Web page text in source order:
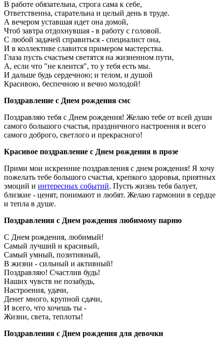
В работе обязательна, строга сама к себе,
Ответственна, старательна и целый день в труде.
А вечером уставшая идет она домой,
Чтоб завтра отдохнувшая - в работу с головой.
С любой задачей справиться - специалист она,
И в коллективе славится примером мастерства.
Глаза пусть счастьем светятся на жизненном пути,
А, если что "не клеится", то у тебя есть мы.
И дальше будь сердечною; и телом, и душой
Красивою, беспечною и вечно молодой!
Поздравление с Днем рождения смс
Поздравляю тебя с Днем рождения! Желаю тебе от всей души
самого большого счастья, праздничного настроения и всего
самого доброго, светлого и прекрасного!
Красивое поздравление с Днем рождения в прозе
Прими мои искренние поздравления с днем рождения! Я хочу
пожелать тебе большого счастья, крепкого здоровья, приятных
эмоций и интересных событий. Пусть жизнь тебя балует,
близкие - ценят, понимают и любят. Желаю гармонии в сердце
и тепла в душе.
Поздравления с Днем рождения любимому парню
С Днем рождения, любимый!
Самый лучший и красивый,
Самый умный, позитивный,
В жизни - сильный и активный!
Поздравляю! Счастлив будь!
Наших чувств не позабудь,
Настроения, удачи,
Денег много, крупной сдачи,
И всего, что хочешь ты -
Жизни, света, теплоты!
Поздравления с Днем рождения для девочки